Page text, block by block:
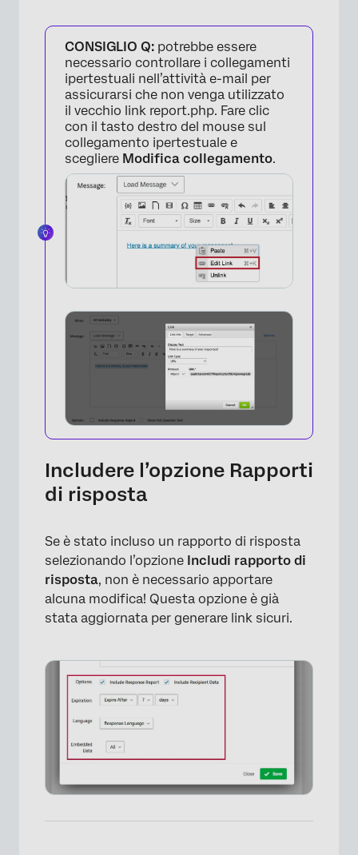
×
×
CONSIGLIO Q: potrebbe essere
necessario controllare i collegamenti
ipertestuali nell’attività e-mail per
assicurarsi che non venga utilizzato
il vecchio link report.php. Fare clic
con il tasto destro del mouse sul
collegamento ipertestuale e
scegliere Modifica collegamento.
Includere l’opzione Rapporti
di risposta
Se è stato incluso un rapporto di risposta
selezionando l’opzione Includi rapporto di
risposta, non è necessario apportare
alcuna modifica! Questa opzione è già
stata aggiornata per generare link sicuri.